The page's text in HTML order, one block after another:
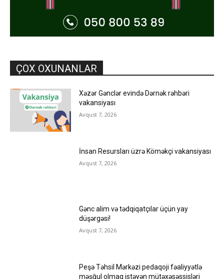
ÇOX OXUNANLAR
Xəzər Gənclər evində Dərnək rəhbəri
vakansiyası
Avqust 7, 2026
İnsan Resursları üzrə Köməkçi vakansiyası
Avqust 7, 2026
Gənc alim və tədqiqatçılar üçün yay
düşərgəsi!
Avqust 7, 2026
Peşə Təhsil Mərkəzi pedaqoji fəaliyyətlə
məşğul olmaq istəyən mütəxəsəssisləri